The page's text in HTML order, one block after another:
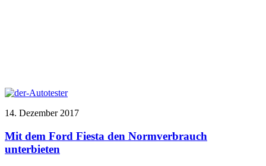
14. Dezember 2017
Mit dem Ford Fiesta den Normverbrauch
unterbieten